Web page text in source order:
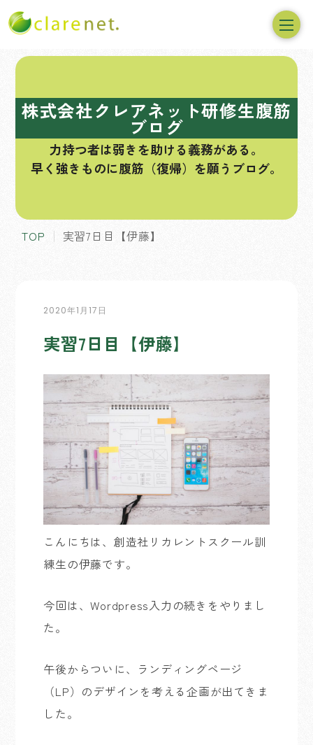
株式会社クレアネット研修生腹筋
ブログ
力持つ者は弱きを助ける義務がある。
早く強きものに腹筋（復帰）を願うブログ。
TOP 実習7日目【伊藤】
2020年1月17日
実習7日目【伊藤】
こんにちは、創造社リカレントスクール訓
練生の伊藤です。
今回は、Wordpress入力の続きをやりまし
た。
午後からついに、ランディングページ
（LP）のデザインを考える企画が出てきま
した。